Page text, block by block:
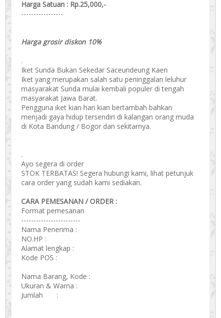
Harga Satuan : Rp.25,000,-
-----------------
Harga grosir diskon 10%
.
Iket Sunda Bukan Sekedar Saceundeung Kaen
Iket yang merupakan salah satu peninggalan leluhur
masyarakat Sunda mulai kembali populer di tengah
masyarakat Jawa Barat.
Pengguna iket kian hari kian bertambah bahkan
menjadi gaya hidup tersendiri di kalangan orang muda
di Kota Bandung / Bogor dan sekitarnya.
.
Ayo segera di order
STOK TERBATAS! Segera hubungi kami, lihat petunjuk
cara order yang sudah kami sediakan.
CARA PEMESANAN / ORDER :
Format pemesanan
------------------------
Nama Penerima :
NO.HP :
Alamat lengkap :
Kode POS :
Nama Barang, Kode :
Ukuran & Warna :
Jumlah :